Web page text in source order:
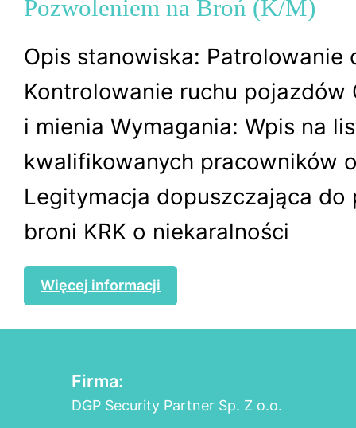
Pozwoleniem na Broń (K/M)
Opis stanowiska: Patrolowanie
Kontrolowanie ruchu pojazdów
i mienia Wymagania: Wpis na
kwalifikowanych pracowników
Legitymacja dopuszczająca do
broni KRK o niekaralności
Więcej informacji
Firma:
DGP Security Partner Sp. Z o.o.